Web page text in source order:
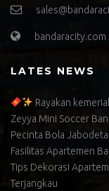
bandaracity.com
LATES NEWS
Rayakan
Zeyya Mini Soccer
Pecinta Bola
Fasilitas Apartemen
Tips Dekorasi
Terjangkau